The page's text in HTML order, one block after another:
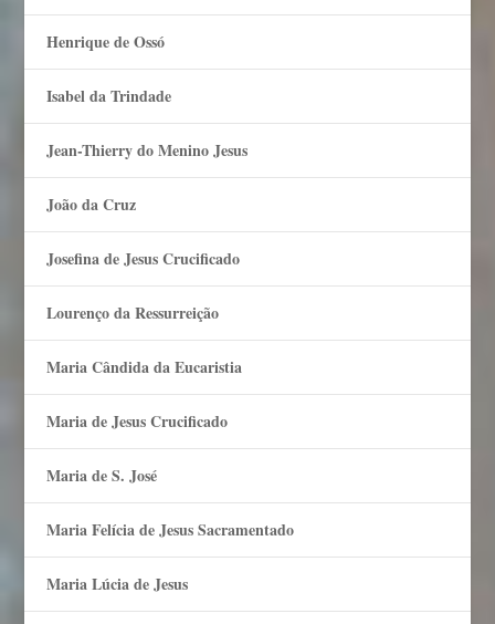
Henrique de Ossó
Isabel da Trindade
Jean-Thierry do Menino Jesus
João da Cruz
Josefina de Jesus Crucificado
Lourenço da Ressurreição
Maria Cândida da Eucaristia
Maria de Jesus Crucificado
Maria de S. José
Maria Felí­cia de Jesus Sacramentado
Maria Lúcia de Jesus